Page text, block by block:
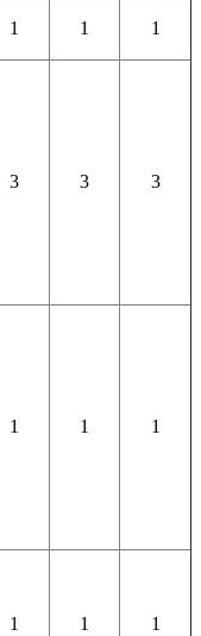
1 1 1
3 3 3
1 1 1
1 1 1